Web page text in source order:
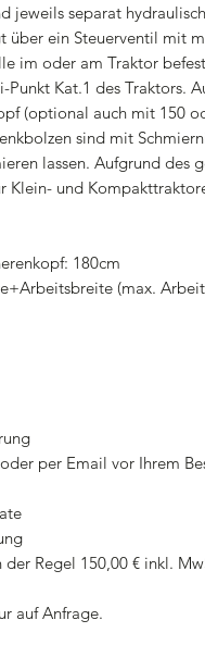
jeweils separat
über ein Steuerventil mit
im oder am Traktor
Kat.1 des Traktors.
(optional auch mit 150
sind mit
lassen. Aufgrund des
Klein- und
180cm
(max.
per Email vor Ihrem
der Regel 150,00 € inkl.
auf Anfrage.